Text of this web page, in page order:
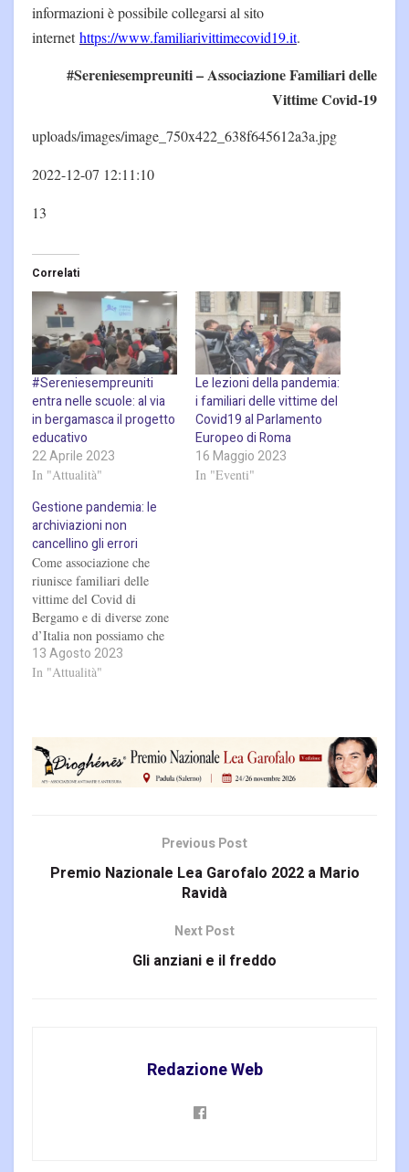
informazioni è possibile collegarsi al sito
internethttps://www.familiarivittimecovid19.it.
#Sereniesempreuniti – Associazione Familiari delle
Vittime Covid-19
uploads/images/image_750x422_638f645612a3a.jpg
2022-12-07 12:11:10
13
Correlati
#Sereniesempreuniti
entra nelle scuole: al via
in bergamasca il progetto
educativo
22 Aprile 2023
In "Attualità"
Le lezioni della pandemia:
i familiari delle vittime del
Covid19 al Parlamento
Europeo di Roma
16 Maggio 2023
In "Eventi"
Gestione pandemia: le
archiviazioni non
cancellino gli errori
Come associazione che
riunisce familiari delle
vittime del Covid di
Bergamo e di diverse zone
d’Italia non possiamo che
essere grati delle
dichiarazioni che il
un articolo pubblicato il 12
agosto 2023 su Il Giornale.
Da sempre la nostra
13 Agosto 2023
In "Attualità"
Previous Post
Premio Nazionale Lea Garofalo 2022 a Mario
Ravidà
Next Post
Gli anziani e il freddo
Redazione Web